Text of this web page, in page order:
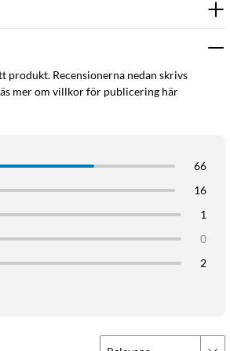
ett fylligt JBL Pro-ljud med kraftfull bas.
högtalare.
produkt. Recensionerna nedan skrivs
mer om villkor för publicering här
66
16
1
0
2